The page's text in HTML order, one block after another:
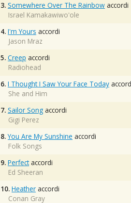
3. Somewhere Over The Rainbow accordi
Israel Kamakawiwo'ole
4. I'm Yours accordi
Jason Mraz
5. Creep accordi
Radiohead
6. I Thought I Saw Your Face Today
She and Him
7. Sailor Song accordi
Gigi Perez
8. You Are My Sunshine accordi
Folk Songs
9. Perfectaccordi
Ed Sheeran
10. Heather accordi
Conan Gray